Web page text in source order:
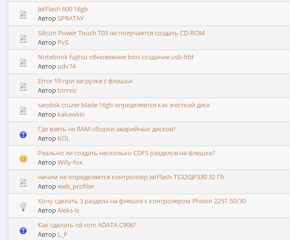
JetFlash 600 16gb
АвторSPRATAY
Silicon Power Touch T03 не получается создать CD-ROM
Автор PvS
Notebook fujitsu обновление bios создание usb-fdd
Автор udv74
Error 19 при загрузке с флэшки
Авторtorrvic
sandisk cruzer blade 16gb определяется как жесткий диск
Автор kakawkin
Где взять не RAM-сборки аварийных дисков?
Автор KOL
Реально ли создать несколько CDFS разделов на флешке?
АвторWilly-fox
ничем не определяется контроллер JetFlash TS32GJF330 32 Гб
Авторweb_profiler
Хочу сделать 3 раздела на флешке с контролером Phison 2251-50/30
АвторAleks-is
Как сделать cd-rom ADATA C906?
Автор L_F